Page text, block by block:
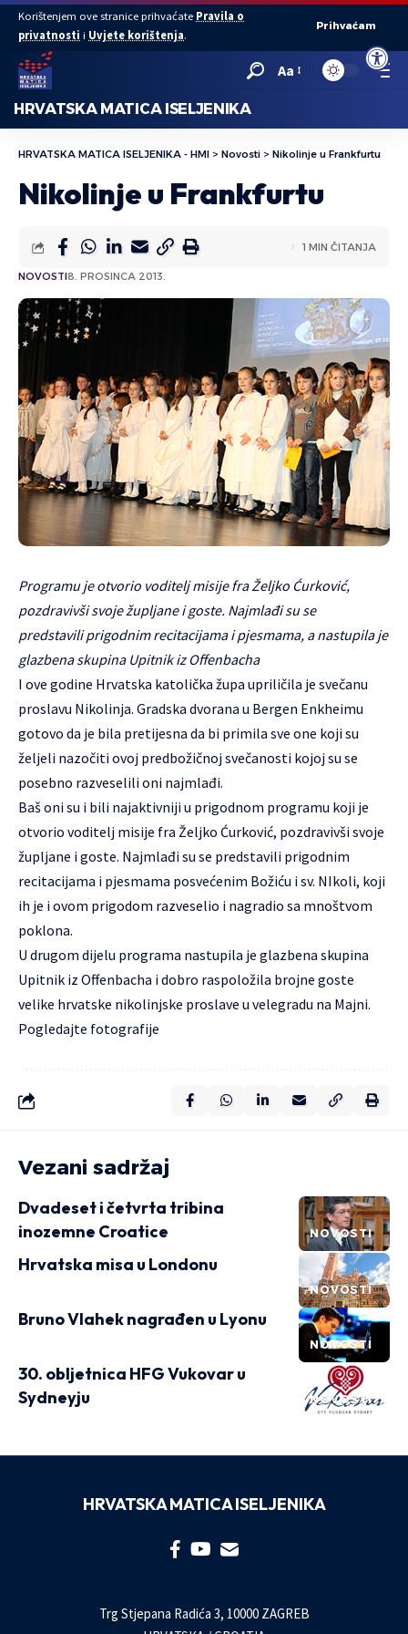
Open
Korištenjem ove stranice prihvaćate Pravila o
privatnosti i Uvjete korištenja.
Prihvaćam
Aa
HRVATSKA MATICA ISELJENIKA
HRVATSKA MATICA ISELJENIKA - HMI > Novosti > Nikolinje u Frankfurtu
Nikolinje u Frankfurtu
NOVOSTI8. PROSINCA 2013.
1 MIN ČITANJA
Programu je otvorio voditelj misije fra Željko Ćurković,
pozdravivši svoje župljane i goste. Najmlađi su se
predstaviliprigodnim recitacijama i pjesmama, a nastupila je
glazbena skupina Upitnik iz Offenbacha
I ove godine Hrvatska katolička župa upriličila je svečanu
proslavu Nikolinja. Gradska dvorana u Bergen Enkheimu
gotovo da je bila pretijesna da bi primila sve one koji su
željeli nazočiti ovoj predbožičnoj svečanosti kojoj su se
posebno razveselili oni najmlađi.
Baš oni su i bili najaktivniji u prigodnom programu koji je
otvorio voditelj misije fra Željko Ćurković, pozdravivši svoje
župljane i goste. Najmlađi su se predstavili prigodnim
recitacijama i pjesmama posvećenim Božiću i sv. NIkoli, koji
ih je i ovom prigodom razveselio i nagradio sa mnoštvom
poklona.
U drugom dijelu programa nastupila je glazbena skupina
Upitnik iz Offenbacha i dobro raspoložila brojne goste
velike hrvatske nikolinjske proslave u velegradu na Majni.
Pogledajte fotografije
Vezani sadržaj
NOVOSTI
Dvadeset i četvrta tribina
inozemne Croatice
NOVOSTI
Hrvatska misa u Londonu
NOVOSTI
Bruno Vlahek nagrađen u Lyonu
NOVOSTI
30. obljetnica HFG Vukovar u
Sydneyju
HRVATSKA MATICA ISELJENIKA
Trg Stjepana Radića 3, 10000 ZAGREB